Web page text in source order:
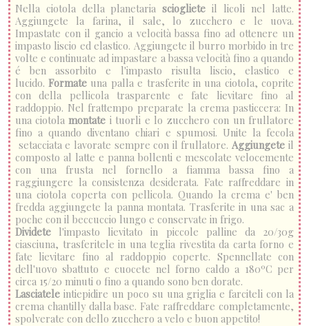
Nella ciotola della planetaria sciogliete il licoli nel latte.
Aggiungete la farina, il sale, lo zucchero e le uova.
Impastate con il gancio a velocità bassa fino ad ottenere un
impasto liscio ed elastico. Aggiungete il burro morbido in tre
volte e continuate ad impastare a bassa velocità fino a quando
é ben assorbito e l'impasto risulta liscio, elastico e
lucido. Formate una palla e trasferite in una ciotola, coprite
con della pellicola trasparente e fate lievitare fino al
raddoppio. Nel frattempo preparate la crema pasticcera: In
una ciotola montate i tuorli e lo zucchero con un frullatore
fino a quando diventano chiari e spumosi. Unite la fecola
setacciata e lavorate sempre con il frullatore. Aggiungete il
composto al latte e panna bollenti e mescolate velocemente
con una frusta nel fornello a fiamma bassa fino a
raggiungere la consistenza desiderata. Fate raffreddare in
una ciotola coperta con pellicola. Quando la crema e' ben
fredda aggiungete la panna montata. Trasferite in una sac a
poche con il beccuccio lungo e conservate in frigo.
Dividete l'impasto lievitato in piccole palline da 20/30g
ciasciuna, trasferitele in una teglia rivestita da carta forno e
fate lievitare fino al raddoppio coperte. Spennellate con
dell'uovo sbattuto e cuocete nel forno caldo a 180ºC per
circa 15/20 minuti o fino a quando sono ben dorate.
Lasciatele intiepidire un poco su una griglia e farciteli con la
crema chantilly dalla base. Fate raffreddare completamente,
spolverate con dello zucchero a velo e buon appetito!